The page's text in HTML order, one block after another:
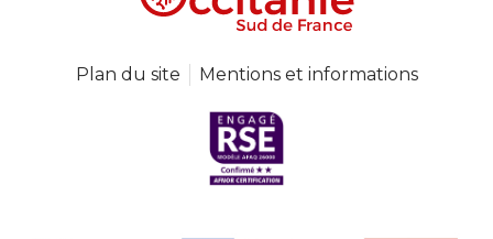
Plan du site Mentions et informations